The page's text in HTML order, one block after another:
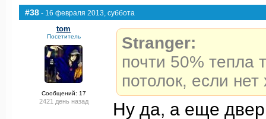
#38 - 16 февраля 2013, суббота
tom
Посетитель
Сообщений: 17
2421 день назад
Stranger:
почти 50% тепла
потолок, если
Ну да, а еще